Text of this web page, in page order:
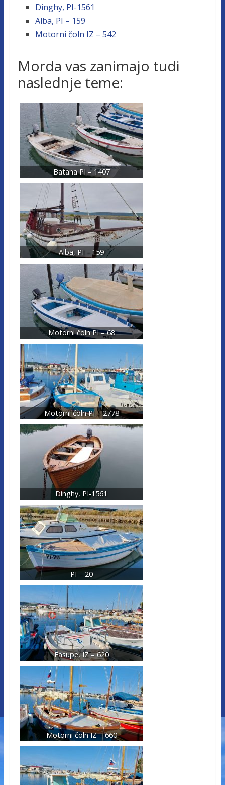
Dinghy, PI-1561
Alba, PI – 159
Motorni čoln IZ – 542
Morda vas zanimajo tudi
naslednje teme:
Batana PI – 1407
Alba, PI – 159
Motorni čoln PI – 68
Motorni čoln PI – 2778
Dinghy, PI-1561
PI – 20
Fasupe, IZ – 620
Motorni čoln IZ – 660